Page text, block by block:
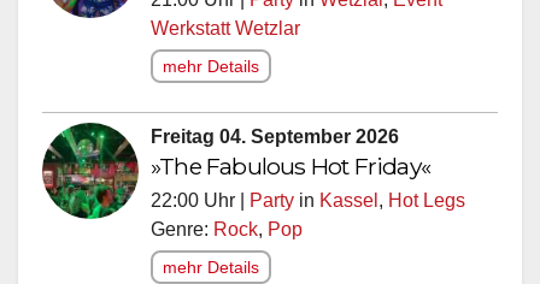
Werkstatt Wetzlar
mehr Details
Freitag 04. September 2026
»The Fabulous Hot Friday«
22:00 Uhr | Party in Kassel , Hot Legs
Genre: Rock, Pop
mehr Details